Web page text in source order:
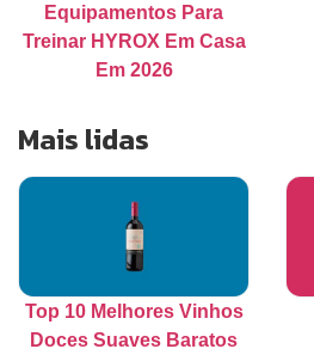
Equipamentos Para
Treinar HYROX Em Casa
Em 2026
Mais lidas
Top 10 Melhores Vinhos
Doces Suaves Baratos